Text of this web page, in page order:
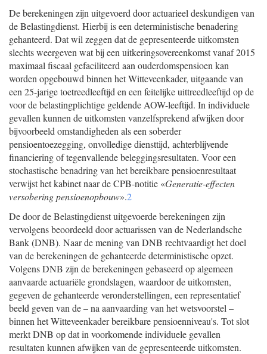
De berekeningen zijn uitgevoerd door actuarieel deskundigen van
de Belastingdienst. Hierbij is een deterministische benadering
gehanteerd. Dat wil zeggen dat de gepresenteerde uitkomsten
slechts weergeven wat bij een uitkeringsovereenkomst vanaf 2015
maximaal fiscaal gefaciliteerd aan ouderdomspensioen kan
worden opgebouwd binnen het Witteveenkader, uitgaande van
een 25-jarige toetreedleeftijd en een feitelijke uittreedleeftijd op de
voor de belastingplichtige geldende AOW-leeftijd. In individuele
gevallen kunnen de uitkomsten vanzelfsprekend afwijken door
bijvoorbeeld omstandigheden als een soberder
pensioentoezegging, onvolledige diensttijd, achterblijvende
financiering of tegenvallende beleggingsresultaten. Voor een
stochastische benadring van het bereikbare pensioenresultaat
verwijst het kabinet naar de CPB-notitie «Generatie-effecten
versobering pensioenopbouw».2
De door de Belastingdienst uitgevoerde berekeningen zijn
vervolgens beoordeeld door actuarissen van de Nederlandsche
Bank (DNB). Naar de mening van DNB rechtvaardigt het doel
van de berekeningen de gehanteerde deterministische opzet.
Volgens DNB zijn de berekeningen gebaseerd op algemeen
aanvaarde actuariële grondslagen, waardoor de uitkomsten,
gegeven de gehanteerde veronderstellingen, een representatief
beeld geven van de – na aanvaarding van het wetsvoorstel –
binnen het Witteveenkader bereikbare pensioenniveau's. Tot slot
merkt DNB op dat in voorkomende individuele gevallen
resultaten kunnen afwijken van de gepresenteerde uitkomsten.